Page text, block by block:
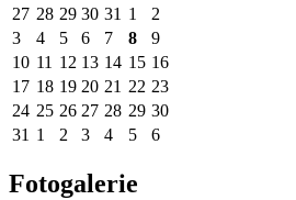
27 28 29 30 31 1
2
3
4 5 6 7 8
9
10 11 12 13 14 15 16
17 18 19 20 21 22 23
24 25 26 27 28 29 30
31 1 2 3 4 5 6
Fotogalerie